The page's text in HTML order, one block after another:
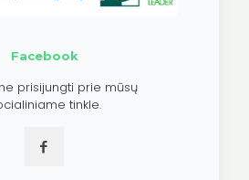
Facebook
prisijungti prie mūsų
tinkle.